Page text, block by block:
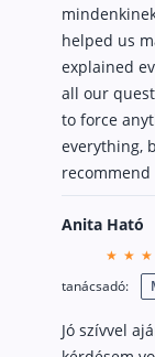
helped us
explained
all our
to force
everything,
Anita Ható
tanácsadó:
Jó szívvel